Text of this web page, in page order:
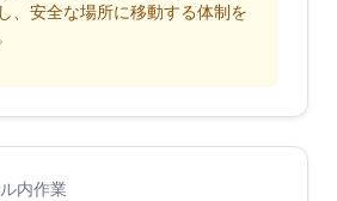
、安全な場所に移動する体制を
内作業